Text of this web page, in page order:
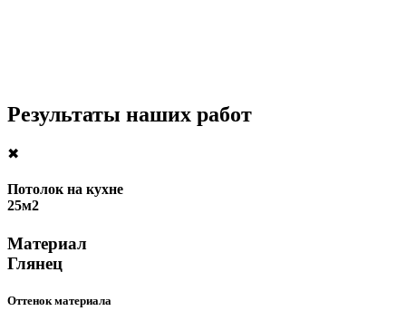
Результаты наших работ
✖
Потолок на кухне
25м2
Материал
Глянец
Оттенок материала